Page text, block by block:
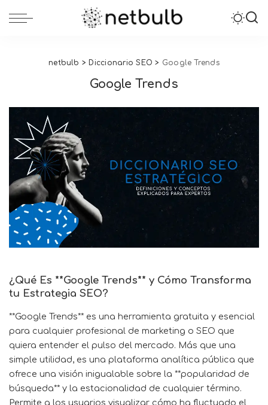
netbulb > Diccionario SEO > Google Trends
Google Trends
¿Qué Es **Google Trends** y Cómo Transforma
tu Estrategia SEO?
**Google Trends** es una herramienta gratuita y esencial
para cualquier profesional de marketing o SEO que
quiera entender el pulso del mercado. Más que una
simple utilidad, es una plataforma analítica pública que
ofrece una visión inigualable sobre la **popularidad de
búsqueda** y la estacionalidad de cualquier término.
Permite a los usuarios visualizar cómo ha fluctuado el